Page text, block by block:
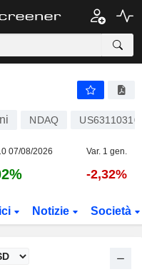
NDAQ
07/08/2026 Var. 1 gen.
-2,32%
Notizie Società